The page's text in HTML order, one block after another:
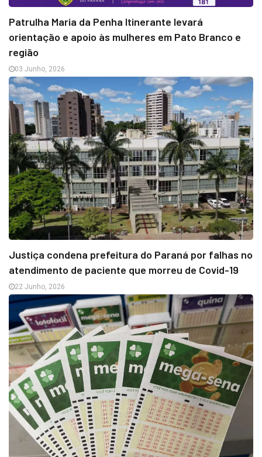
Patrulha Maria da Penha Itinerante levará
orientação e apoio às mulheres em Pato Branco e
região
03 Junho, 2026
Justiça condena prefeitura do Paraná por falhas no
atendimento de paciente que morreu de Covid-19
22 Junho, 2026